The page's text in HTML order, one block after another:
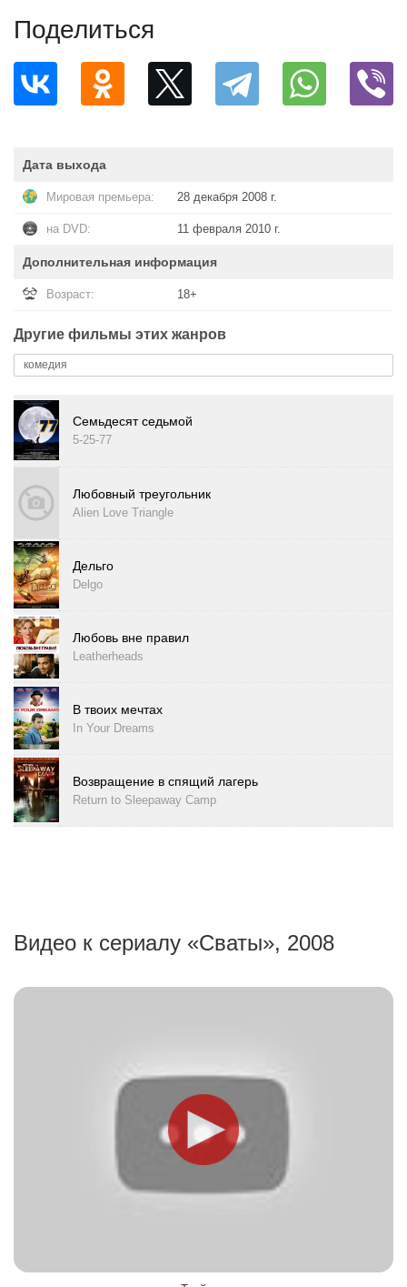
Поделиться
Дата выхода
Мировая премьера: 28 декабря 2008 г.
на DVD: 11 февраля 2010 г.
Дополнительная информация
Возраст: 18+
Другие фильмы этих жанров
комедия
Семьдесят седьмой
5-25-77
Любовный треугольник
Alien Love Triangle
Дельго
Delgo
Любовь вне правил
Leatherheads
В твоих мечтах
In Your Dreams
Возвращение в спящий лагерь
Return to Sleepaway Camp
Видео к сериалу «Сваты», 2008